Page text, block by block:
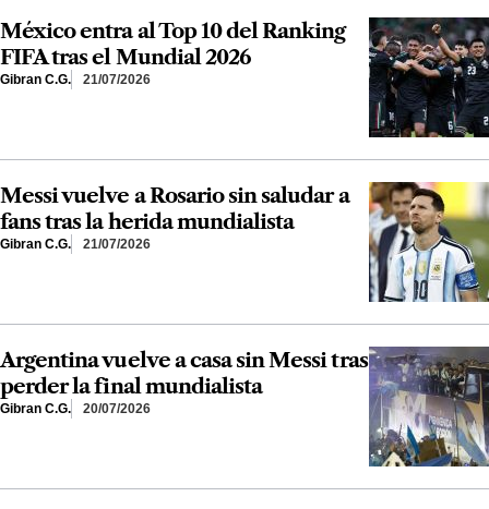
México entra al Top 10 del Ranking
FIFA tras el Mundial 2026
Gibran C.G. 21/07/2026
Messi vuelve a Rosario sin saludar a
fans tras la herida mundialista
Gibran C.G. 21/07/2026
Argentina vuelve a casa sin Messi tras
perder la final mundialista
Gibran C.G. 20/07/2026